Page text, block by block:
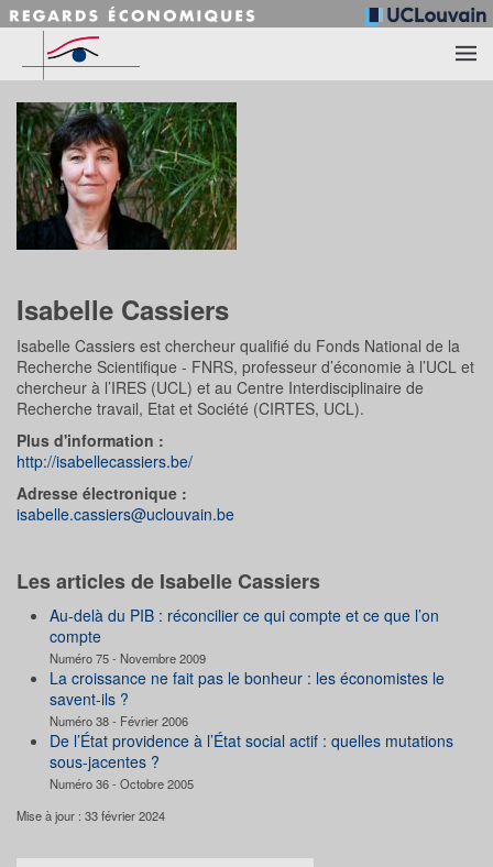
Accéder au contenu principal
Isabelle Cassiers
Isabelle Cassiers est chercheur qualifié du Fonds National de la
Recherche Scientifique - FNRS, professeur d’économie à l’UCL et
chercheur à l’IRES (UCL) et au Centre Interdisciplinaire de
Recherche travail, Etat et Société (CIRTES, UCL).
Plus d'information :
http://isabellecassiers.be/
Adresse électronique :
isabelle.cassiers@uclouvain.be
Les articles de Isabelle Cassiers
Au-delà du PIB : réconcilier ce qui compte et ce que l’on
compte
Numéro 75 - Novembre 2009
La croissance ne fait pas le bonheur : les économistes le
savent-ils ?
Numéro 38 - Février 2006
De l’État providence à l’État social actif : quelles mutations
sous-jacentes ?
Numéro 36 - Octobre 2005
Mise à jour : 33 février 2024